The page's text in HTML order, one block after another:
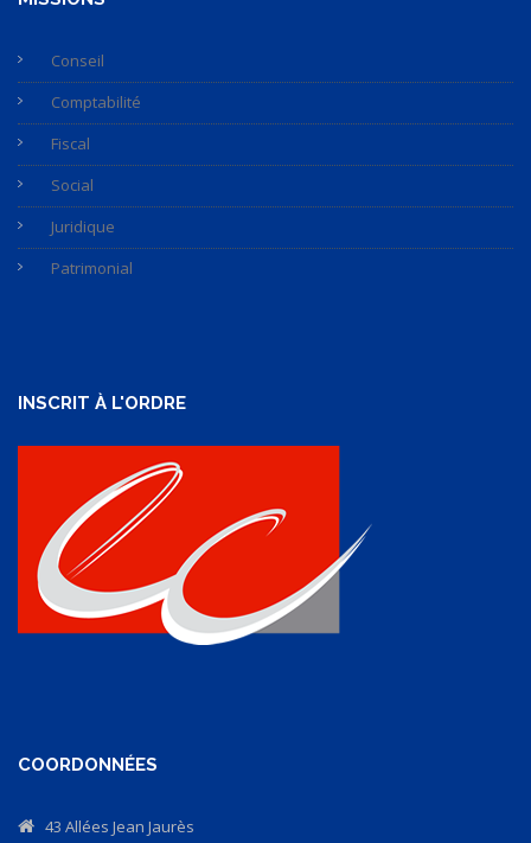
Conseil
Comptabilité
Fiscal
Social
Juridique
Patrimonial
INSCRIT À L'ORDRE
COORDONNÉES
43 Allées Jean Jaurès